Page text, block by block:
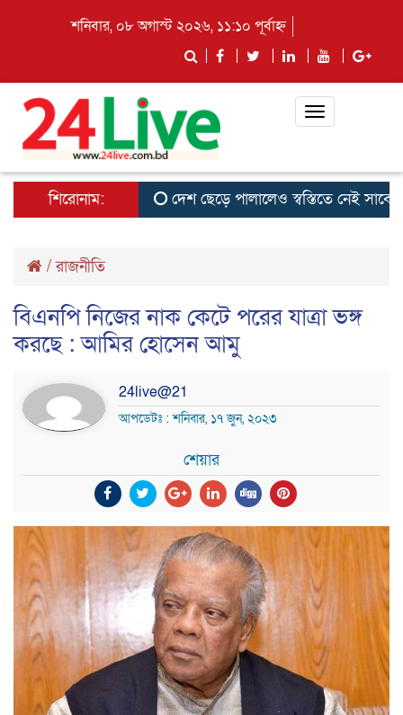
শনিবার, ০৮ অগাস্ট ২০২৬, ১১:১০ পূর্বাহ্ন
Toggle
শিরোনাম: দেশ ছেড়ে পালালেও স্বস্তিতে নেই সাবেক
/রাজনীতি
বিএনপি নিজের নাক কেটে পরের যাত্রা ভঙ্গ
করছে : আমির হোসেন আমু
24live@21
আপডেটঃ : শনিবার, ১৭ জুন, ২০২৩
শেয়ার